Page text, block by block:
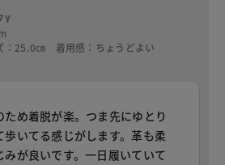
Y
：25.0㎝ 着用感：ちょうどよい
ため着脱が楽。つま先にゆとり
歩いてる感じがします。革も柔
みが良いです。一日履いていて